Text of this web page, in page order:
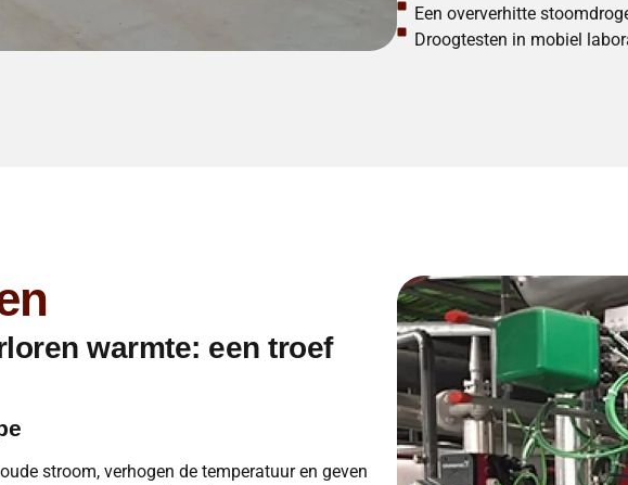
Een oververhitte
Droogtesten in mobiel
warmte: een troef
stroom, verhogen de temperatuur en geven